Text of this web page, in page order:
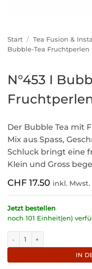
Start / Tea Fusion &
Bubble-Tea Fruchtperlen
N°453 I
Der Bubble Tea mit
Mix aus Spass,
Schluck bringt eine
Klein und Gross
CHF 17.50 inkl. Mwst.
Jetzt bestellen
noch 101 Einheit(en)
IN